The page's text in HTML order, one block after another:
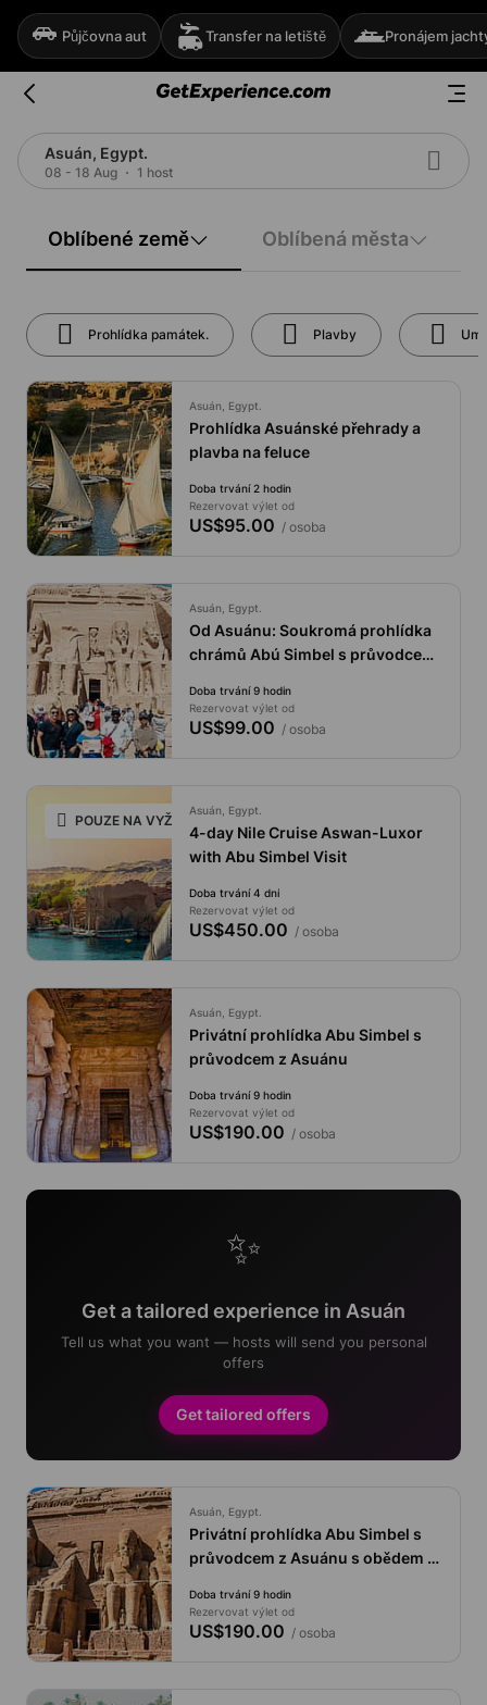
Půjčovna aut Transfer na letiště Pronájem
Asuán, Egypt.
08 - 18 Aug 1 host
Oblíbené země Oblíbená města
Prohlídka památek. Plavby
Asuán, Egypt.
Prohlídka Asuánské přehrady a
plavba na feluce
Doba trvání 2 hodin
Rezervovat výlet od
US$95.00 / osoba
Asuán, Egypt.
Od Asuánu: Soukromá prohlídka
chrámů Abú Simbel s průvodcem
Doba trvání 9 hodin
Rezervovat výlet od
US$99.00 / osoba
POUZE NA VYŽÁDÁNÍ
Asuán, Egypt.
4-day Nile Cruise Aswan-Luxor
with Abu Simbel Visit
Doba trvání 4 dní
Rezervovat výlet od
US$450.00 / osoba
Asuán, Egypt.
Privátní prohlídka Abu Simbel s
průvodcem z Asuánu
Doba trvání 9 hodin
Rezervovat výlet od
US$190.00 / osoba
✨
Get a tailored experience in Asuán
Tell us what you want — hosts will send you personal
offers
Get tailored offers
Asuán, Egypt.
Privátní prohlídka Abu Simbel s
průvodcem z Asuánu s obědem a
Doba trvání 9 hodin
Rezervovat výlet od
US$190.00 / osoba